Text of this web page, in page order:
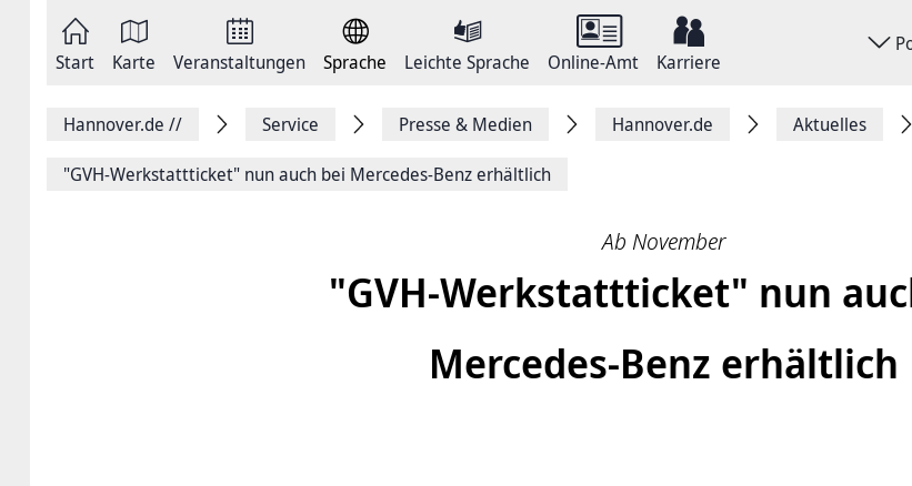
springen
Start Karte Veranstaltungen Sprache Leichte Sprache Online-Amt Karriere
FacebookHannover.de // Service Presse & Medien Hannover.de Aktuelles
"GVH-Werk­statt­ticket" nun auch bei Mercedes-Benz erhältlich
Ab November
"GVH-Werk­statt­ticket" nun
Mercedes-Benz erhältlich